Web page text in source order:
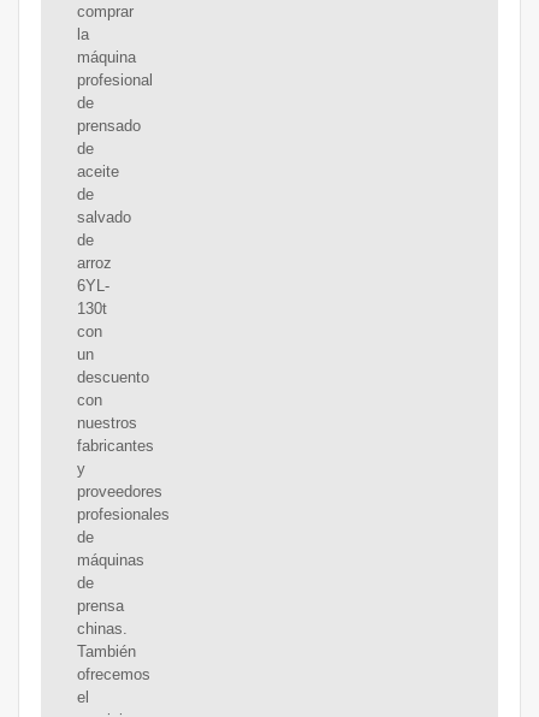
comprar
la
máquina
profesional
de
prensado
de
aceite
de
salvado
de
arroz
6YL-
130t
con
un
descuento
con
nuestros
fabricantes
y
proveedores
profesionales
de
máquinas
de
prensa
chinas.
También
ofrecemos
el